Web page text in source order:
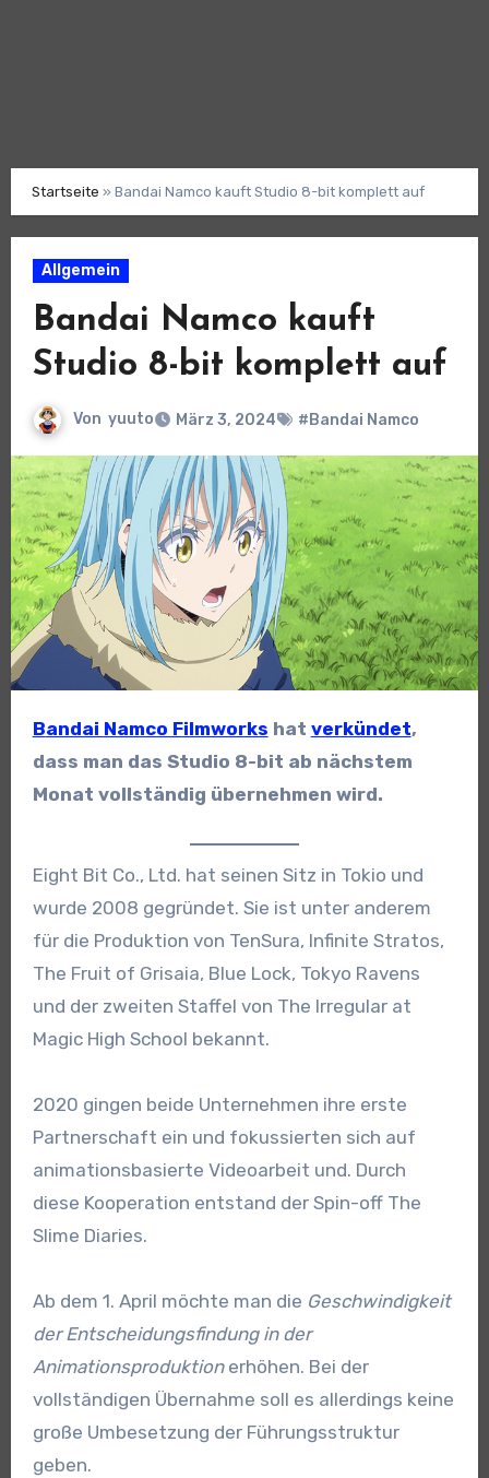
Startseite » Bandai Namco kauft Studio 8-bit komplett auf
Allgemein
Bandai Namco kauft
Studio 8-bit komplett auf
Von yuuto März 3, 2024 #Bandai Namco
Bandai Namco Filmworks hat verkündet,
dass man das Studio 8-bit ab nächstem
Monat vollständig übernehmen wird.
Eight Bit Co., Ltd. hat seinen Sitz in Tokio und
wurde 2008 gegründet. Sie ist unter anderem
für die Produktion von TenSura, Infinite Stratos,
The Fruit of Grisaia, Blue Lock, Tokyo Ravens
und der zweiten Staffel von The Irregular at
Magic High School bekannt.
2020 gingen beide Unternehmen ihre erste
Partnerschaft ein und fokussierten sich auf
animationsbasierte Videoarbeit und. Durch
diese Kooperation entstand der Spin-off The
Slime Diaries.
Ab dem 1. April möchte man die Geschwindigkeit
der Entscheidungsfindung in der
Animationsproduktionerhöhen. Bei der
vollständigen Übernahme soll es allerdings keine
große Umbesetzung der Führungsstruktur
geben.